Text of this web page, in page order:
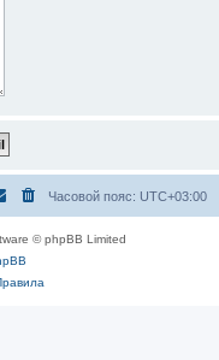
Часовой пояс: UTC+03:00
© phpBB Limited